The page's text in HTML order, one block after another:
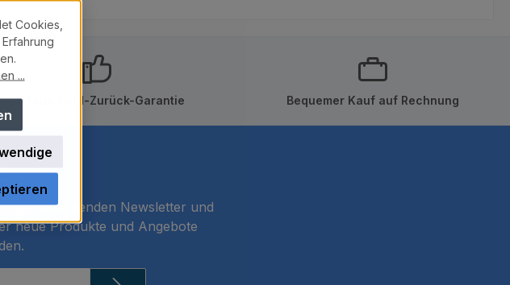
10 Tage Geld-Zurück-Garantie Bequemer Kauf auf Rechnung
erscheinenden Newsletter und
neue Produkte und Angebote
Cookies,
...